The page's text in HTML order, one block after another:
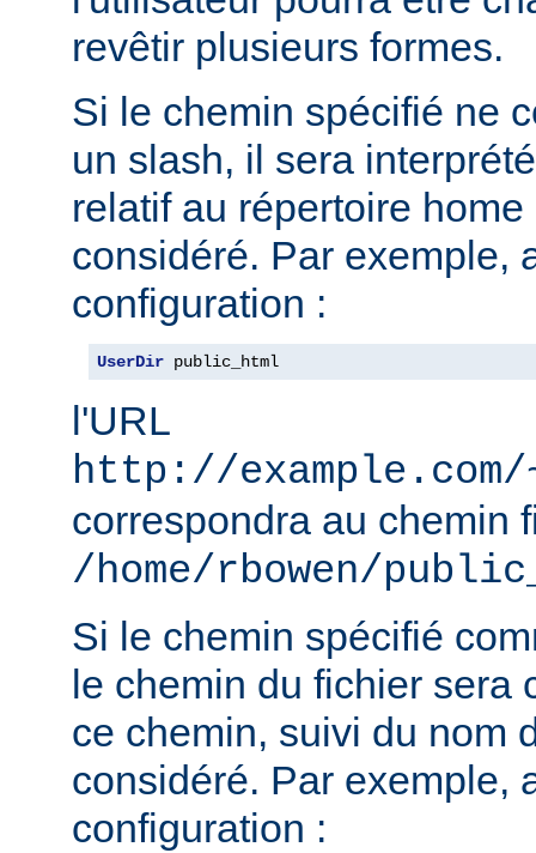
revêtir plusieurs formes.
Si le chemin spécifié ne
un slash, il sera
relatif au répertoire
considéré. Par exemple,
configuration :
UserDir public_html
l'URL
http://
correspondra au chemin
/home/rbowen/
Si le chemin spécifié
le chemin du fichier sera
ce chemin, suivi du nom
considéré. Par exemple,
configuration :